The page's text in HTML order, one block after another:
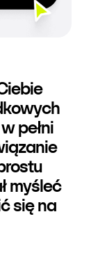
pełni
myśleć
się na